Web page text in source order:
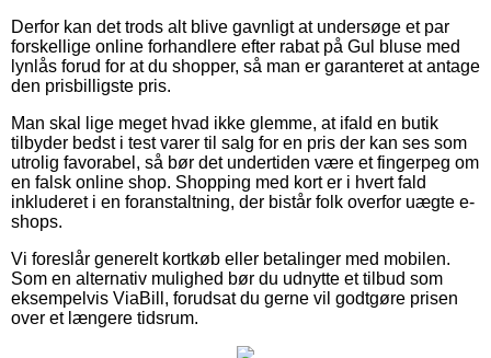
Derfor kan det trods alt blive gavnligt at undersøge et par
forskellige online forhandlere efter rabat på Gul bluse med
lynlås forud for at du shopper, så man er garanteret at antage
den prisbilligste pris.
Man skal lige meget hvad ikke glemme, at ifald en butik
tilbyder bedst i test varer til salg for en pris der kan ses som
utrolig favorabel, så bør det undertiden være et fingerpeg om
en falsk online shop. Shopping med kort er i hvert fald
inkluderet i en foranstaltning, der bistår folk overfor uægte e-
shops.
Vi foreslår generelt kortkøb eller betalinger med mobilen.
Som en alternativ mulighed bør du udnytte et tilbud som
eksempelvis ViaBill, forudsat du gerne vil godtgøre prisen
over et længere tidsrum.